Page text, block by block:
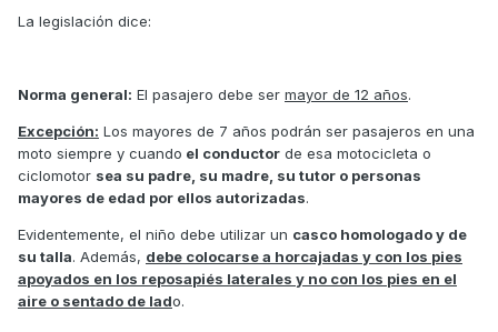
La legislación dice:
Norma general: El pasajero debe ser mayor de 12 años.
Excepción: Los mayores de 7 años podrán ser pasajeros en una
moto siempre y cuando el conductor de esa motocicleta o
ciclomotor sea su padre, su madre, su tutor o personas
mayores de edad por ellos autorizadas.
Evidentemente, el niño debe utilizar un casco homologado y de
su talla. Además, debe colocarse a horcajadas y con los pies
apoyados en los reposapiés laterales y no con los pies en el
aire o sentado de lado.